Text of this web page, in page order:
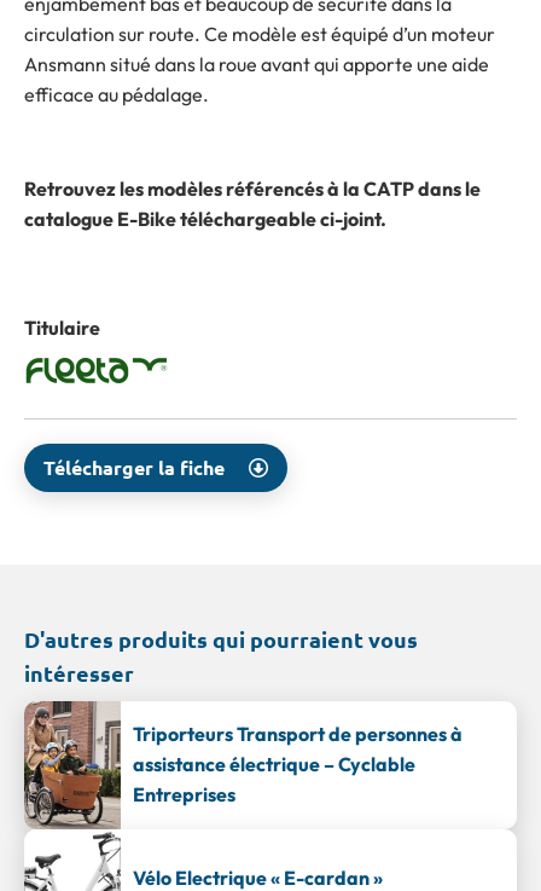
circulation sur route. Ce modèle est équipé d’un moteur
Ansmann situé dans la roue avant qui apporte une aide
efficace au pédalage.
Retrouvez les modèles référencés à la CATP dans le
catalogue E-Bike téléchargeable ci-joint.
Titulaire
Télécharger la fiche
D'autres produits qui pourraient vous
intéresser
Triporteurs Transport de personnes à
assistance électrique – Cyclable
Entreprises
Vélo Electrique « E-cardan »